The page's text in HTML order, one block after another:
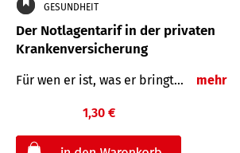
GESUNDHEIT
Der Notlagentarif in der privaten
Krankenversicherung
Für wen er ist, was er bringt… mehr
1,30 €